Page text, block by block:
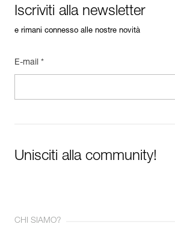
Iscriviti alla newsletter
e rimani connesso alle nostre novità
E-mail *
Unisciti alla community!
CHI SIAMO?